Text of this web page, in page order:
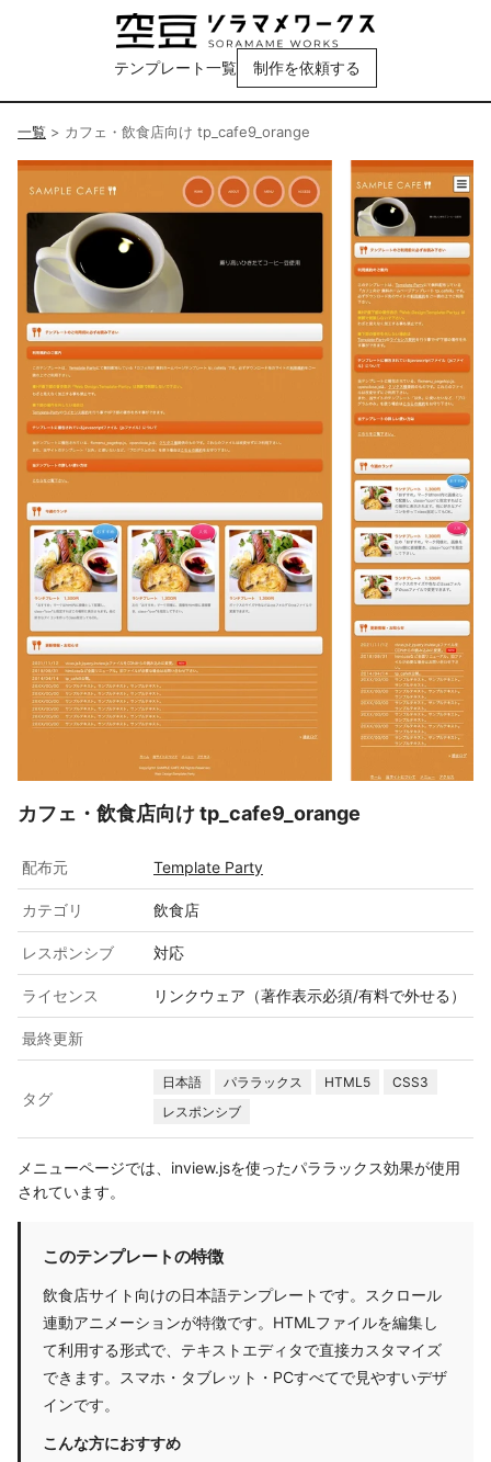
テンプレート一覧 制作を依頼する
一覧 > カフェ・飲食店向け tp_cafe9_orange
カフェ・飲食店向け tp_cafe9_orange
配布元 Template Party
カテゴリ 飲食店
レスポンシブ 対応
ライセンス リンクウェア（著作表示必須/有料で外せる）
最終更新
タグ
日本語 パララックス HTML5
CSS3
レスポンシブ
メニューページでは、inview.jsを使ったパララックス効果が使用
されています。
このテンプレートの特徴
飲食店サイト向けの日本語テンプレートです。スクロール
連動アニメーションが特徴です。HTMLファイルを編集し
て利用する形式で、テキストエディタで直接カスタマイズ
できます。スマホ・タブレット・PCすべてで見やすいデザ
インです。
こんな方におすすめ